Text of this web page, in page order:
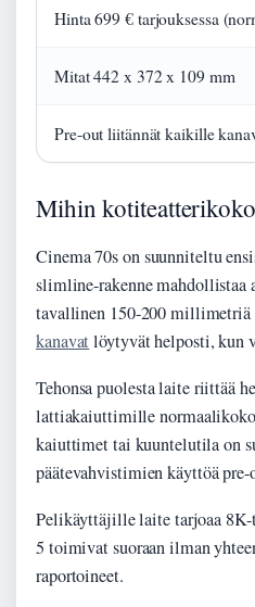
Hinta 699 € tarjouksessa
Mitat 442 x 372 x 109 mm
Pre-out liitännät kaikille
Mihin
Cinema 70s on suunniteltu
slimline-rakenne
tavallinen 150-200
kanavatlöytyvät helposti, kun
Tehonsa puolesta laite
lattiakaiuttimille
kaiuttimet tai kuuntelutila on
päätevahvistimien käyttöä
Pelikäyttäjille laite tarjoaa 8K-
5 toimivat suoraan ilman
raportoineet.